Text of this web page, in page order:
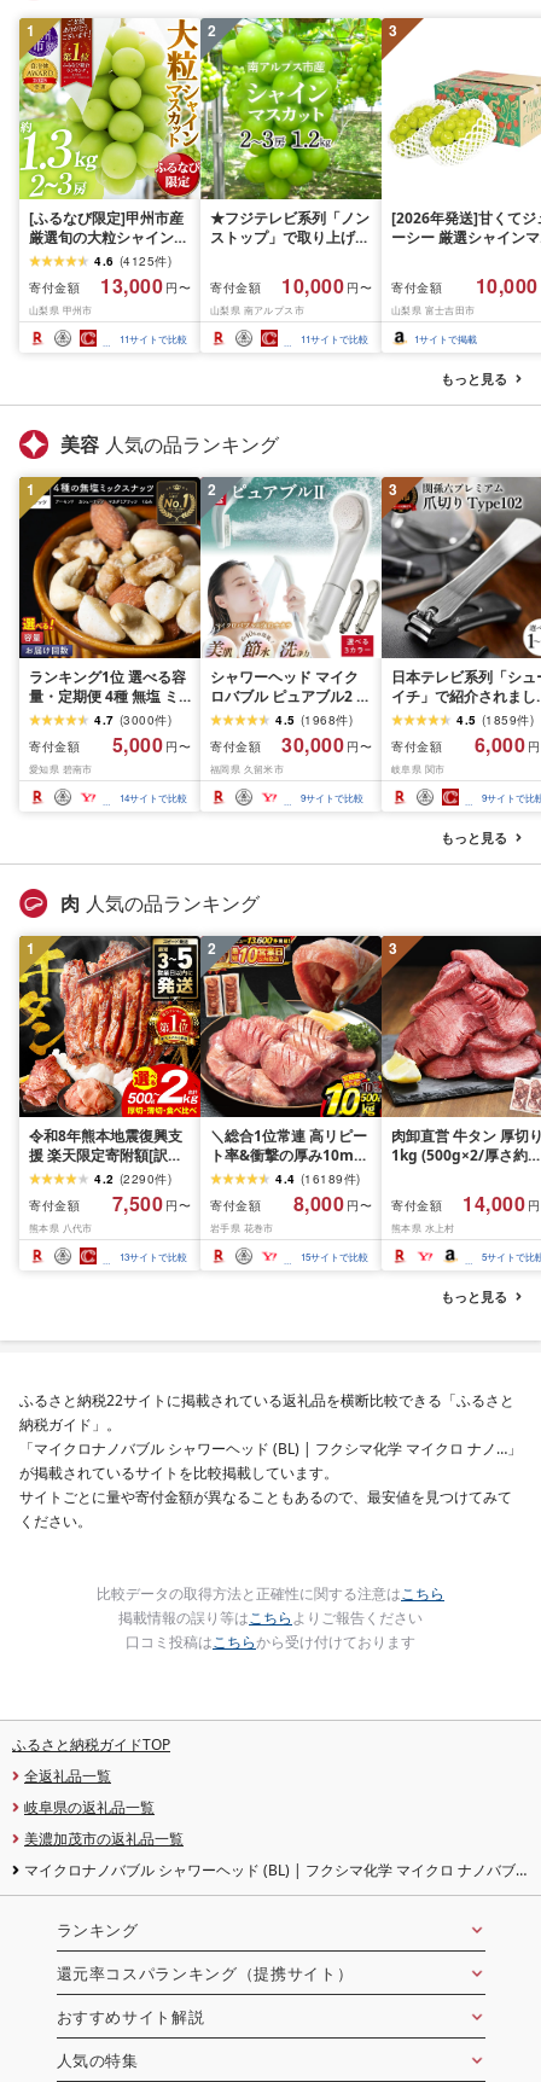
1
[ふるなび限定]甲州市産
厳選旬の大粒シャインマ
スカット 約1.3kg 2〜3
房[2026年発送]
(MG)B12-472 FN-
Limited-VO シャインマ
スカット フルーツ
4.6 (4125件)
寄付金額
13,000 円〜
山梨県 甲州市
11サイトで比較
2
★フジテレビ系列「ノン
ストップ」で取り上げら
先行予約]南アルプス市
産シャインマスカット
1.2kg以上(2〜3房)ふる
さと納税 おすすめ 山梨
県 南アルプス市 送料無
寄付金額 10,000 円〜
山梨県 南アルプス市
11サイトで比較
3
[2026年発送]甘くてジ
ーシー 厳選シャインマ
月前半(1〜15日)から
月下旬までの発送) フ
ーツ ぶどう 果物 山梨
産 2026 旬 大粒 高級
寄付金額 10,000
山梨県 富士吉田市
1サイトで掲載
もっと見る
美容 人気の品ランキング
1
ランキング1位 選べる容
量・定期便 4種 無塩 ミ
ックスナッツ 500g 〜
4kg 素焼きアーモンド
カシューナッツ マカダ
ミアナッツ くるみ 生ナ
ッツ 直火焙煎 素焼き 塩
油 不使用 おやつ ジップ
4.7 (3000件)
寄付金額
5,000 円〜
愛知県 碧南市
14サイトで比較
2
シャワーヘッド マイク
ロバブル ピュアブル2 節
水 約40% 日本製 カート
リッジ不要 美肌 保湿 温
浴 選べるカラー 最強翌
日配送 洗浄 軽量 コンパ
クト 日用品 バス用品 お
風呂 お取り寄せ 福岡県
4.5 (1968件)
寄付金額
30,000 円〜
福岡県 久留米市
9サイトで比較
3
日本テレビ系列「シュ
イチ」で紹介されまし
(R7.09.13放送)[刀匠 関
孫六の伝統から生まれ
ツメキリ][選べる本数
本〜5本セット] 貝印 関
孫六 爪切り type102
テンレス 高級つめきり
ストッパーケース U字
取り外し可能 2WAY や
すり ギフト
4.5 (1859件)
寄付金額
6,000
岐阜県 関市
9サイトで比
もっと見る
肉 人気の品ランキング
1
令和8年熊本地震復興支
援 楽天限定寄附額[訳あ
り]牛タン 500g〜2kg 肉
牛肉 訳あり 牛タン 冷凍
小分け 厚切り 薄切り 食
べ比べ 500g 1kg 1.5kg
2kg 牛 人気 ビーフ 牛た
ん ふるさと納税 ランキ
4.2 (2290件)
寄付金額
7,500 円〜
熊本県 八代市
13サイトで比較
2
＼総合1位常連 高リピー
ト率&衝撃の厚み10mm
厚切り牛タン 塩味/ ≪ス
ピード発送!!10営業日以
内発送≫ 選べる内容量
500g / 1kg 定期便 毎月
届く 牛肉 肉 BBQ ふるさ
と 人気 ランキング 岩手
4.4 (16189件)
寄付金額
8,000 円〜
岩手県 花巻市
15サイトで比較
3
肉卸直営 牛タン 厚切
1kg (500g×2/厚さ約
牛肉 焼肉 冷凍 スライ
業務用 バーベキュー
BBQ おつまみ ギフト
祝い お中元 夏ギフト
寄付金額 14,000
熊本県 水上村
5サイトで比
もっと見る
ふるさと納税22サイトに掲載されている返礼品を横断比較できる「ふるさと
納税ガイド」。
「マイクロナノバブル シャワーヘッド (BL) | フクシマ化学 マイクロ ナノ…」
が掲載されているサイトを比較掲載しています。
サイトごとに量や寄付金額が異なることもあるので、最安値を見つけてみて
ください。
比較データの取得方法と正確性に関する注意はこちら
掲載情報の誤り等はこちらよりご報告ください
口コミ投稿はこちらから受け付けております
ふるさと納税ガイドTOP
全返礼品一覧
岐阜県の返礼品一覧
美濃加茂市の返礼品一覧
マイクロナノバブル シャワーヘッド (BL) | フクシマ化学 マイクロ ナノバブ
ランキング
還元率コスパランキング（提携サイト）
おすすめサイト解説
人気の特集